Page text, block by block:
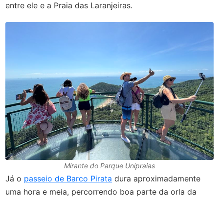
entre ele e a Praia das Laranjeiras.
Mirante do Parque Unipraias
Já o passeio de Barco Pirata dura aproximadamente
uma hora e meia, percorrendo boa parte da orla da